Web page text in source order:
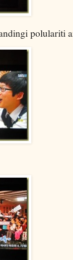
polulariti